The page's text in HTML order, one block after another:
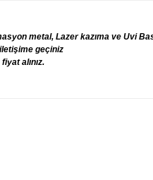
metal, Lazer kazıma ve Uvi
geçiniz
alınız.